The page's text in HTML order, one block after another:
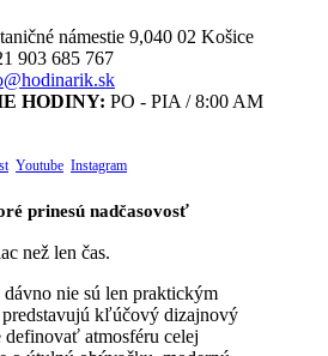
námestie 9,040 02 Košice
903 685 767
HODINY: PO - PIA / 8:00 AM
Youtube Instagram
prinesú nadčasovosť
než len čas.
nie sú len praktickým
kľúčový dizajnový
atmosféru celej